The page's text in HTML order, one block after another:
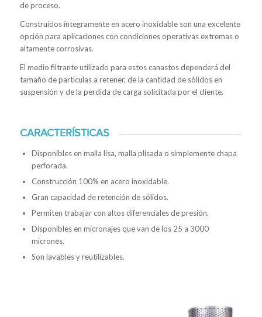
de proceso.
Construidos íntegramente en acero inoxidable son una excelente
opción para aplicaciones con condiciones operativas extremas o
altamente corrosivas.
El medio filtrante utilizado para estos canastos dependerá del
tamaño de partículas a retener, de la cantidad de sólidos en
suspensión y de la perdida de carga solicitada por el cliente.
CARACTERÍSTICAS
Disponibles en malla lisa, malla plisada o simplemente chapa
perforada.
Construcción 100% en acero inoxidable.
Gran capacidad de retención de sólidos.
Permiten trabajar con altos diferenciales de presión.
Disponibles en micronajes que van de los 25 a 3000
micrones.
Son lavables y reutilizables.